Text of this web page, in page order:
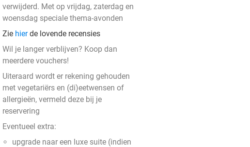
verwijderd. Met op vrijdag, zaterdag en
woensdag speciale thema-avonden
Zie hierde lovende recensies
Wil je langer verblijven? Koop dan
meerdere vouchers!
Uiteraard wordt er rekening gehouden
met vegetariërs en (di)eetwensen of
allergieën, vermeld deze bij je
reservering
Eventueel extra:
upgrade naar een luxe suite (indien